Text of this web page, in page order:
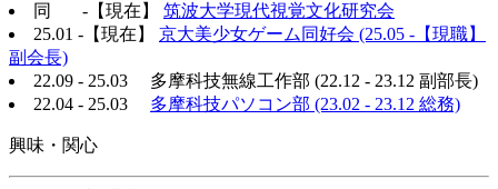
同 -【現在】 筑波大学現代視覚文化研究会
25.01 -【現在】 京大美少女ゲーム同好会 (25.05 -【現職】
副会長)
22.09 - 25.03 多摩科技無線工作部 (22.12 - 23.12 副部長)
22.04 - 25.03 多摩科技パソコン部 (23.02 - 23.12 総務)
興味・関心